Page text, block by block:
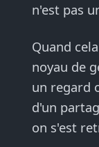
n'est pas
Quand
noyau de
un regard
d'un
on s'est